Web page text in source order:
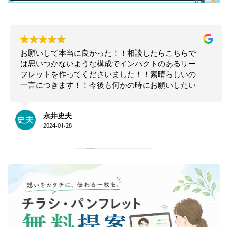
お願いして本当に良かった！！相談したらこちらで
は思いつかないような構成でインパクトのあるリー
フレットを作ってくださいました！！素晴らしいの
一言につきます！！今後も何かの時にお願いしたい
永井史夫
2024-01-28